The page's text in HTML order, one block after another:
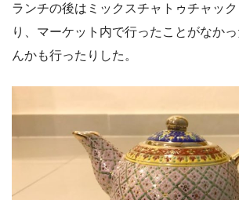
ランチの後はミックスチャトゥチャッ
り、マーケット内で行ったことがなか
んかも行ったりした。